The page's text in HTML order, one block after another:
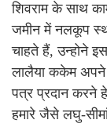
शिवराम के साथ
जमीन में नलकूप
चाहते हैं, उन्होने
लालैया ककेम अपने
पत्र प्रदान करने
हमारे जैसे लघु-